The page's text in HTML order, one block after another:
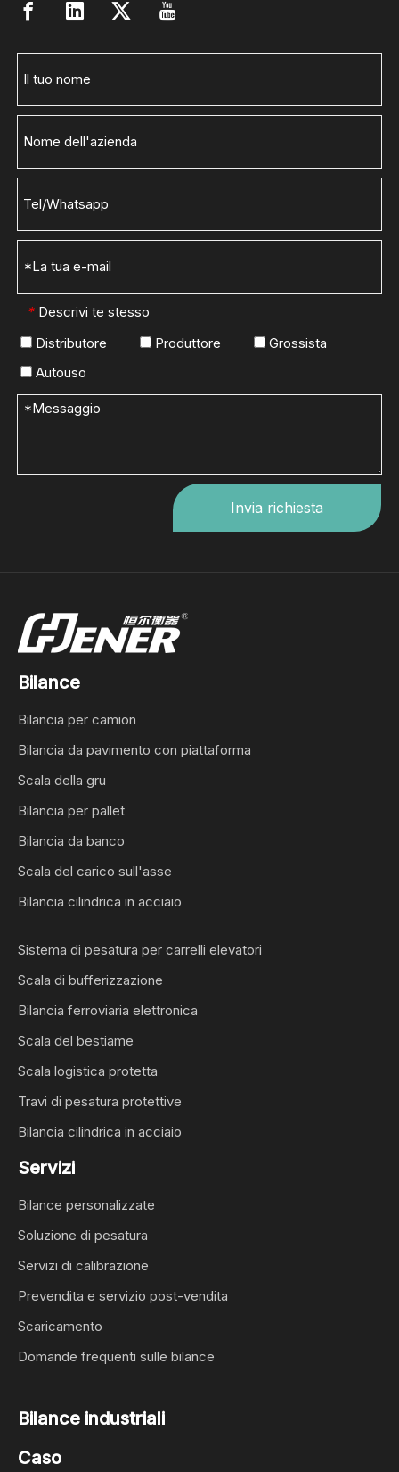
* Descrivi te stesso
Distributore
Produttore
Grossista
Autouso
Invia richiesta
Bilance
Bilancia per camion
Bilancia da pavimento con piattaforma
Scala della gru
Bilancia per pallet
Bilancia da banco
Scala del carico sull'asse
Bilancia cilindrica in acciaio
Sistema di pesatura per carrelli elevatori
Scala di bufferizzazione
Bilancia ferroviaria elettronica
Scala del bestiame
Scala logistica protetta
Travi di pesatura protettive
Bilancia cilindrica in acciaio
Servizi
Bilance personalizzate
Soluzione di pesatura
Servizi di calibrazione
Prevendita e servizio post-vendita
Scaricamento
Domande frequenti sulle bilance
Bilance industriali
Caso